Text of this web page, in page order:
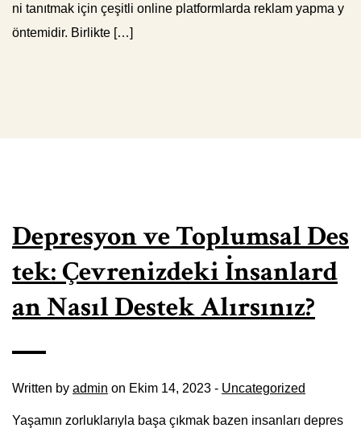
ni tanıtmak için çeşitli online platformlarda reklam yapma y
öntemidir. Birlikte […]
Depresyon ve Toplumsal Des
tek: Çevrenizdeki İnsanlard
an Nasıl Destek Alırsınız?
Written by admin on Ekim 14, 2023 - Uncategorized
Yaşamın zorluklarıyla başa çıkmak bazen insanları depres